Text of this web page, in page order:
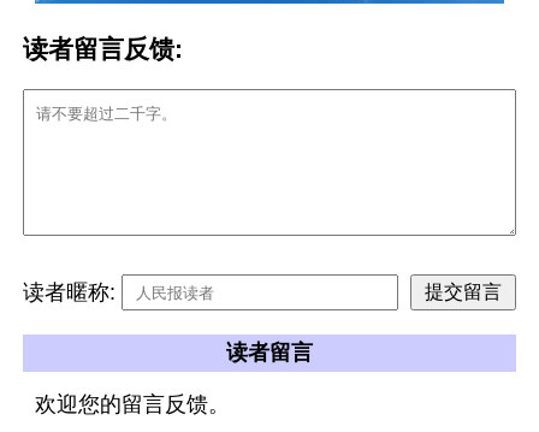
读者留言反馈:
读者暱称:
读者留言
欢迎您的留言反馈。